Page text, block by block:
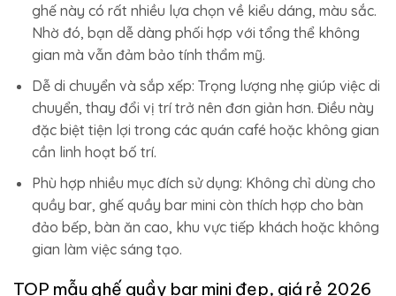
ghế này có rất nhiều lựa chọn về kiểu dáng, màu sắc.
Nhờ đó, bạn dễ dàng phối hợp với tổng thể không
gian mà vẫn đảm bảo tính thẩm mỹ.
Dễ di chuyển và sắp xếp: Trọng lượng nhẹ giúp việc di
chuyển, thay đổi vị trí trở nên đơn giản hơn. Điều này
đặc biệt tiện lợi trong các quán café hoặc không gian
cần linh hoạt bố trí.
Phù hợp nhiều mục đích sử dụng: Không chỉ dùng cho
quầy bar, ghế quầy bar mini còn thích hợp cho bàn
đảo bếp, bàn ăn cao, khu vực tiếp khách hoặc không
gian làm việc sáng tạo.
TOP mẫu ghế quầy bar mini đẹp, giá rẻ 2026